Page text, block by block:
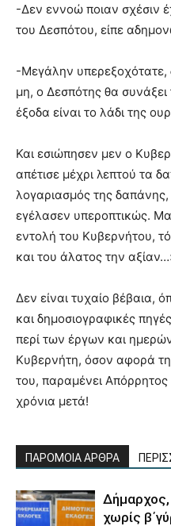
-Δεν εννοώ ποιαν σχέσιν
του Δεσπότου, είπε
-Μεγάλην υπερεξοχότατε,
μη, ο Δεσπότης θα συνάξει
έξοδα είναι το λάδι της
Και εσιώπησεν μεν ο
απέτισε μέχρι λεπτού τα
λογαριασμός της
εγέλασεν υπεροπτικώς.
εντολή του Κυβερνήτου,
και του άλατος την
Δεν είναι τυχαίο βέβαια,
και δημοσιογραφικές
περί των έργων και
Κυβερνήτη, όσον αφορά
του, παραμένει Απόρρητος
χρόνια μετά!
ΠΑΡΟΜΟΙΑ ΑΡΘΡΑ
Δήμαρχος,
χωρίς